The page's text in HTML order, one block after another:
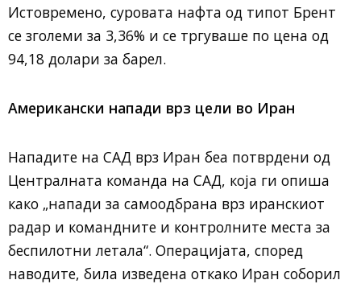
Истовремено, суровата нафта од типот Брент
се зголеми за 3,36% и се тргуваше по цена од
94,18 долари за барел.
Американски напади врз цели во Иран
Нападите на САД врз Иран беа потврдени од
Централната команда на САД, која ги опиша
како „напади за самоодбрана врз иранскиот
радар и командните и контролните места за
беспилотни летала“. Операцијата, според
наводите, била изведена откако Иран соборил